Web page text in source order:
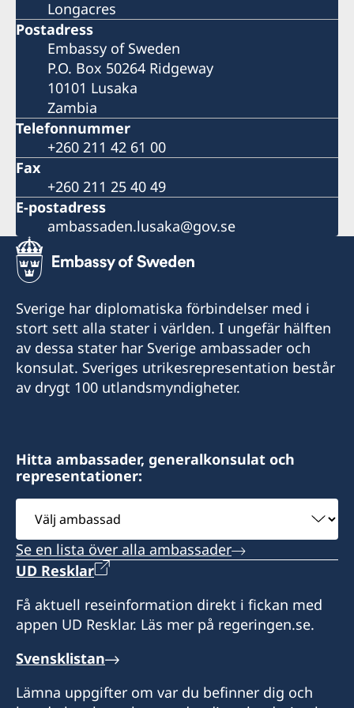
Longacres
Postadress
Embassy of Sweden
P.O. Box 50264 Ridgeway
10101 Lusaka
Zambia
Telefonnummer
+260 211 42 61 00
Fax
+260 211 25 40 49
E-postadress
ambassaden.lusaka@gov.se
Sverige har diplomatiska förbindelser med i
stort sett alla stater i världen. I ungefär hälften
av dessa stater har Sverige ambassader och
konsulat. Sveriges utrikesrepresentation består
av drygt 100 utlandsmyndigheter.
Hitta ambassader, generalkonsulat och
representationer:
Välj
ambassad
Se en lista över alla ambassader
UD Resklar
Få aktuell reseinformation direkt i fickan med
appen UD Resklar. Läs mer på regeringen.se.
Svensklistan
Lämna uppgifter om var du befinner dig och